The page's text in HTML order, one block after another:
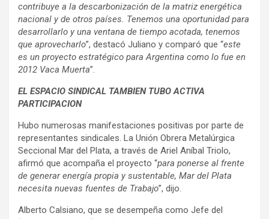
contribuye a la descarbonización de la matriz energética
nacional y de otros países. Tenemos una oportunidad para
desarrollarlo y una ventana de tiempo acotada, tenemos
que aprovecharlo”, destacó Juliano y comparó que “este
es un proyecto estratégico para Argentina como lo fue en
2012 Vaca Muerta”.
EL ESPACIO SINDICAL TAMBIEN TUBO ACTIVA
PARTICIPACION
Hubo numerosas manifestaciones positivas por parte de
representantes sindicales. La Unión Obrera Metalúrgica
Seccional Mar del Plata, a través de Ariel Aníbal Triolo,
afirmó que acompaña el proyecto “para ponerse al frente
de generar energía propia y sustentable, Mar del Plata
necesita nuevas fuentes de Trabajo”, dijo.
Alberto Calsiano, que se desempeña como Jefe del